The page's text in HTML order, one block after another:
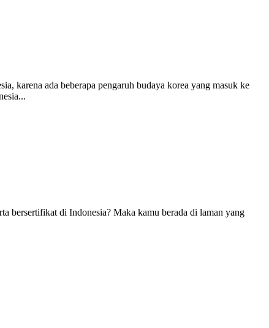
karena ada beberapa pengaruh budaya korea yang masuk ke
bersertifikat di Indonesia? Maka kamu berada di laman yang